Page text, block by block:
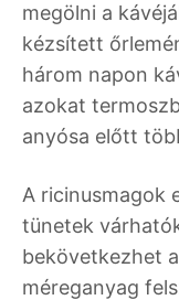
megölni a
kézsített
három napon
azokat
anyósa előtt
A ricinusmagok
tünetek
bekövetkezhet
méreganyag